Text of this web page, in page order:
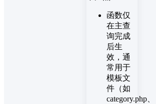
函数仅
在主查
询完成
后生
效，通
常用于
模板文
件（如
category.php、